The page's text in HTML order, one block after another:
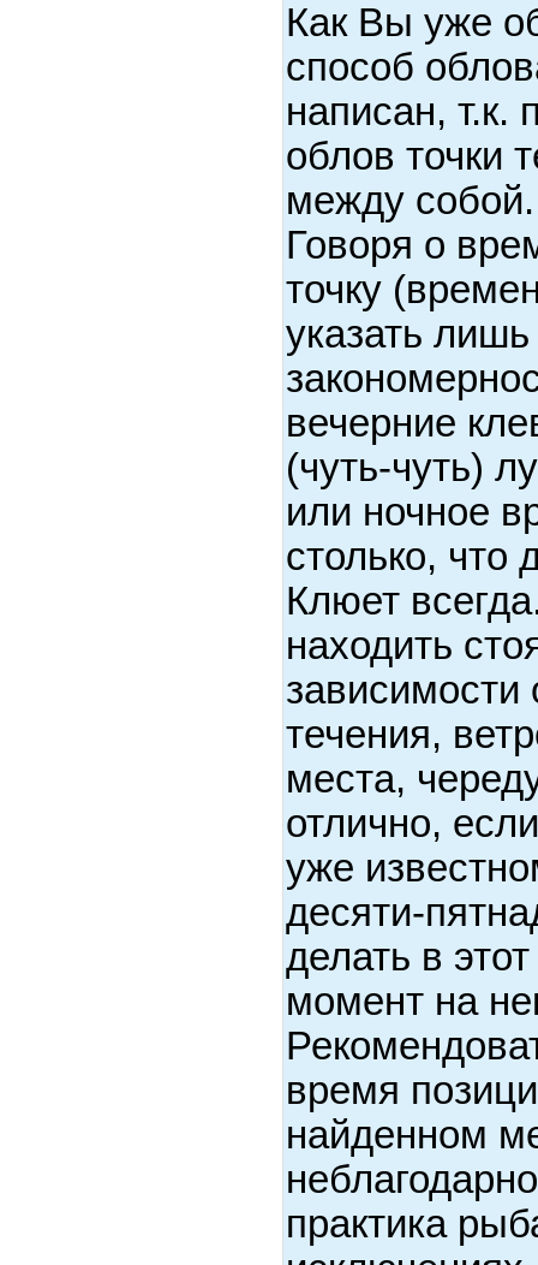
Как Вы уже
способ
написан, т.к.
облов точки
между собой.
Говоря о
точку
указать
вечерние
(чуть-чуть)
или ночное
столько, что
Клюет
находить
зависимости
течения,
места,
отлично,
уже
десяти-
делать в
момент на
время
найденном
практика